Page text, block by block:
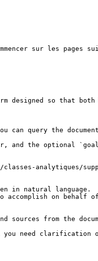
sur les pages
so that both
query the
and the optional
analytiques/
in natural language.
on behalf
sources from the
you need